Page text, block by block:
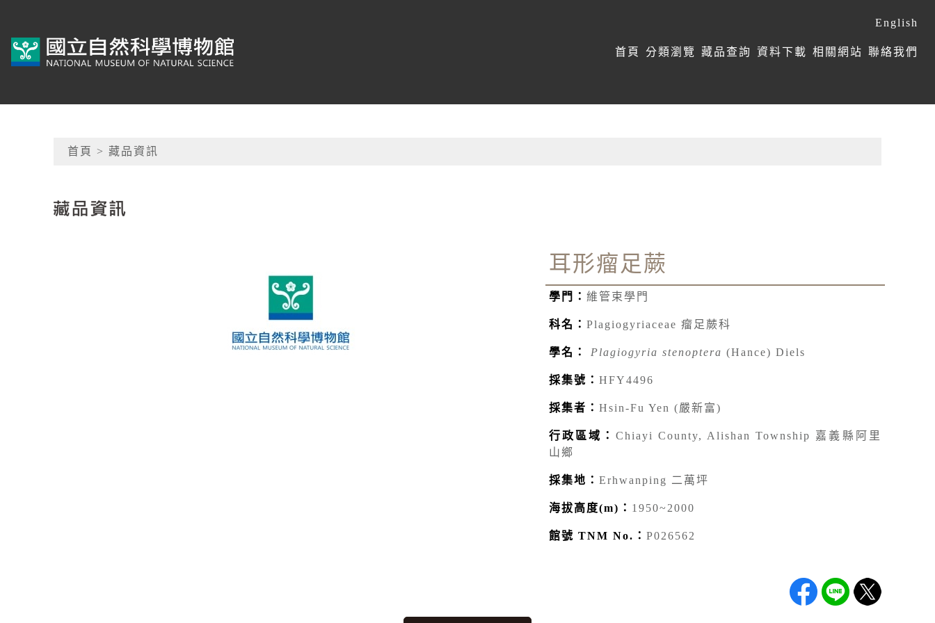
典藏網-國立自然科學博物館
網頁導覽
首頁 分類瀏覽 藏品查詢 資料下載 相關網站 聯絡我們
English
首頁 > 藏品資訊
耳形瘤足蕨
學門： 維管束學門
科名： Plagiogyriaceae 瘤足蕨科
學名： Plagiogyria stenoptera (Hance) Diels
採集號： HFY4496
採集者： Hsin-Fu Yen (嚴新富)
行政區域： Chiayi County, Alishan Township 嘉義縣阿里
山鄉
採集地： Erhwanping 二萬坪
海拔高度(m)： 1950~2000
館號 TNM No.： P026562